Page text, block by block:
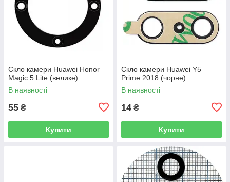
Скло камери Huawei Honor
Magic 5 Lite (велике)
В наявності
55 ₴
Купити
Скло камери Huawei Y5
Prime 2018 (чорне)
В наявності
14 ₴
Купити